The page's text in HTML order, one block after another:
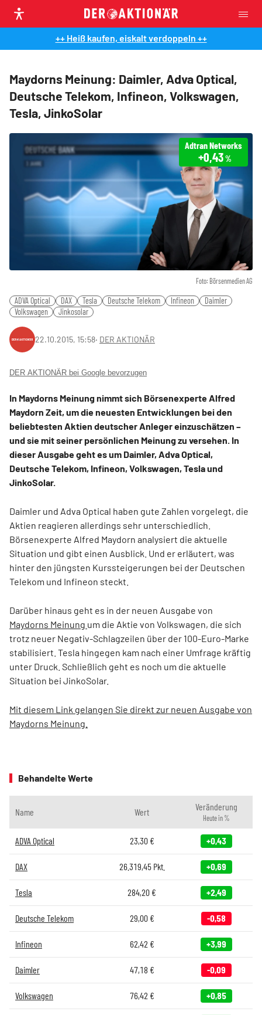
++ Heiß kaufen, eiskalt verdoppeln ++
Maydorns Meinung: Daimler, Adva Optical,
Deutsche Telekom, Infineon, Volkswagen,
Tesla, JinkoSolar
Foto: Börsenmedien AG
Adtran Networks
+0,43 %
ADVA Optical DAX Tesla Deutsche Telekom Infineon
Daimler
Volkswagen
Jinkosolar
22.10.2015, 15:58‧ DER AKTIONÄR
DER AKTIONÄR bei Google bevorzugen
In Maydorns Meinung nimmt sich Börsenexperte Alfred
Maydorn Zeit, um die neuesten Entwicklungen bei den
beliebtesten Aktien deutscher Anleger einzuschätzen –
und sie mit seiner persönlichen Meinung zu versehen. In
dieser Ausgabe geht es um Daimler, Adva Optical,
Deutsche Telekom, Infineon, Volkswagen, Tesla und
JinkoSolar.
Daimler und Adva Optical haben gute Zahlen vorgelegt, die
Aktien reagieren allerdings sehr unterschiedlich.
Börsenexperte Alfred Maydorn analysiert die aktuelle
Situation und gibt einen Ausblick. Und er erläutert, was
hinter den jüngsten Kurssteigerungen bei der Deutschen
Telekom und Infineon steckt.
Darüber hinaus geht es in der neuen Ausgabe von
Maydorns Meinung um die Aktie von Volkswagen, die sich
trotz neuer Negativ-Schlagzeilen über der 100-Euro-Marke
stabilisiert. Tesla hingegen kam nach einer Umfrage kräftig
unter Druck. Schließlich geht es noch um die aktuelle
Situation bei JinkoSolar.
Mit diesem Link gelangen Sie direkt zur neuen Ausgabe von
Maydorns Meinung.
Behandelte Werte
Name Wert Veränderung
Heute in %
ADVA Optical 23,30€ +0,43
DAX 26.319,45Pkt. +0,69
Tesla 284,20 € +2,49
Deutsche Telekom 29,00€ -0,58
Infineon 62,42 € +3,99
Daimler 47,18 € -0,09
Volkswagen 76,42 € +0,85